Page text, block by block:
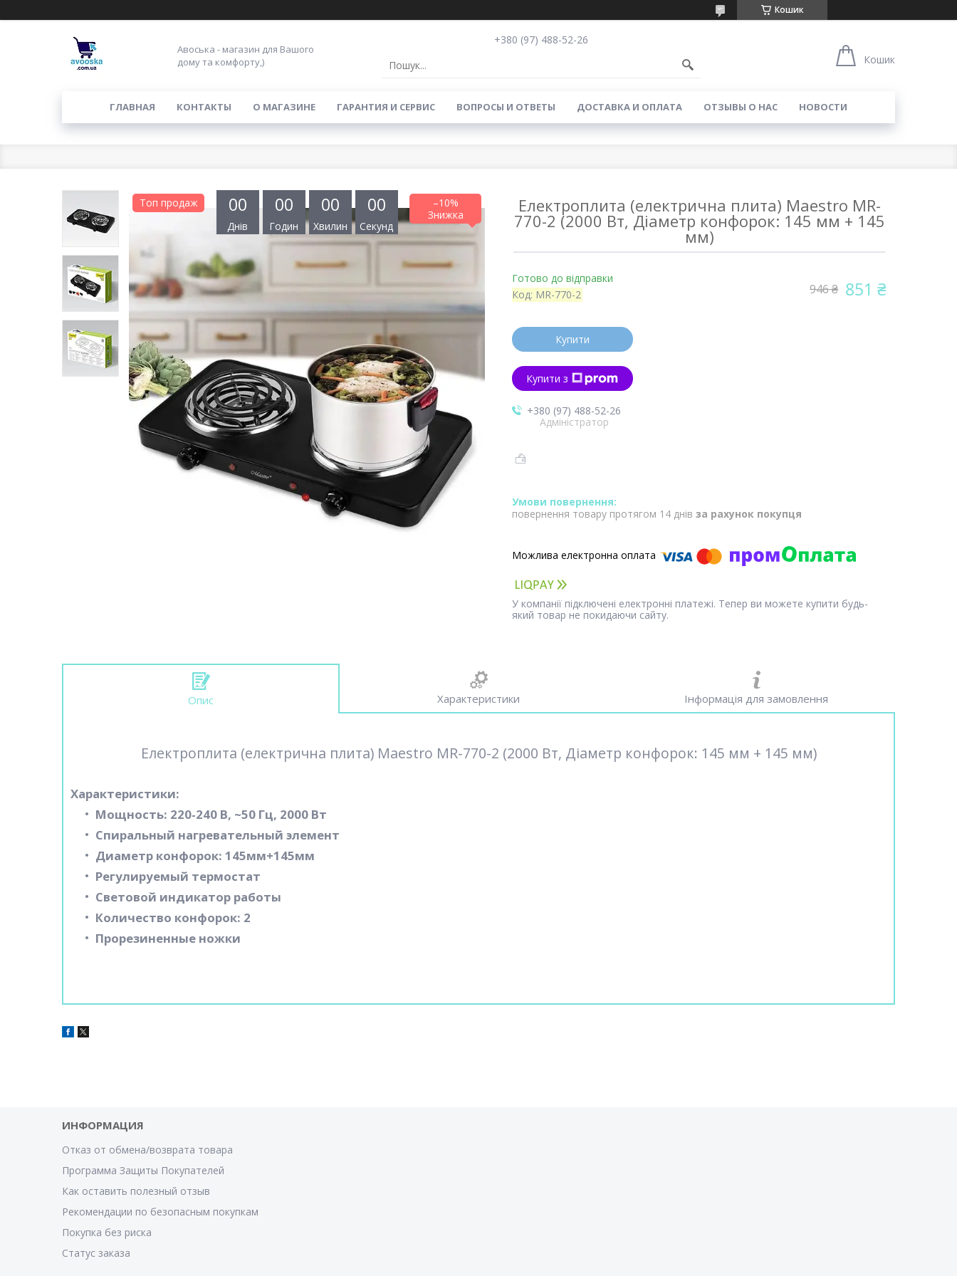
Кошик
Авоська - магазин для Вашого
дому та комфорту,)
+380 (97) 488-52-26
Кошик
ГЛАВНАЯ КОНТАКТЫ О МАГАЗИНЕ ГАРАНТИЯ И СЕРВИС ВОПРОСЫ И ОТВЕТЫ ДОСТАВКА И ОПЛАТА ОТЗЫВЫ О НАС НОВОСТИ
Топ продаж –10%
00
Днів
00
Годин
00
Хвилин
00
Секунд
Електроплита (електрична плита) Maestro MR-
770-2 (2000 Вт, Діаметр конфорок: 145 мм + 145
мм)
Готово до відправки
Код: MR-770-2 946 ₴ 851 ₴
Купити
Купити з
+380 (97) 488-52-26
Адміністратор
повернення товару протягом 14 днів за рахунок покупця
У компанії підключені електронні платежі. Тепер ви можете купити будь-
який товар не покидаючи сайту.
Опис Характеристики Інформація для замовлення
Електроплита (електрична плита) Maestro MR-770-2 (2000 Вт, Діаметр конфорок: 145 мм + 145 мм)
Характеристики:
Мощность: 220-240 В, ~50 Гц, 2000 Вт
Спиральный нагревательный элемент
Диаметр конфорок: 145мм+145мм
Регулируемый термостат
Световой индикатор работы
Количество конфорок: 2
Прорезиненные ножки
ИНФОРМАЦИЯ
Отказ от обмена/возврата товара
Программа Защиты Покупателей
Как оставить полезный отзыв
Рекомендации по безопасным покупкам
Покупка без риска
Статус заказа